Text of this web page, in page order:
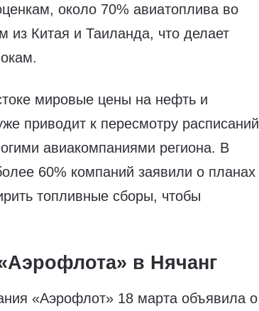
около 70% авиатоплива во
из Китая и Таиланда, что делает
мировые цены на нефть и
приводит к пересмотру расписаний
авиакомпаниями региона. В
60% компаний заявили о планах
топливные сборы, чтобы
в Нячанг
«Аэрофлот» 18 марта объявила о